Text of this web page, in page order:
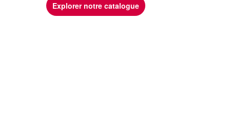
Explorer notre catalogue